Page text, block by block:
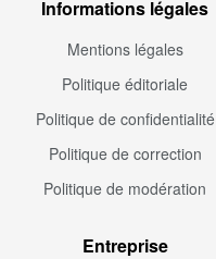
Informations légales
Mentions légales
Politique éditoriale
Politique de confidentialité
Politique de correction
Politique de modération
Entreprise